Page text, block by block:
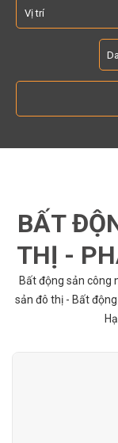
BẤT
THỊ -
Bất động sản công
sản đô thị - Bất